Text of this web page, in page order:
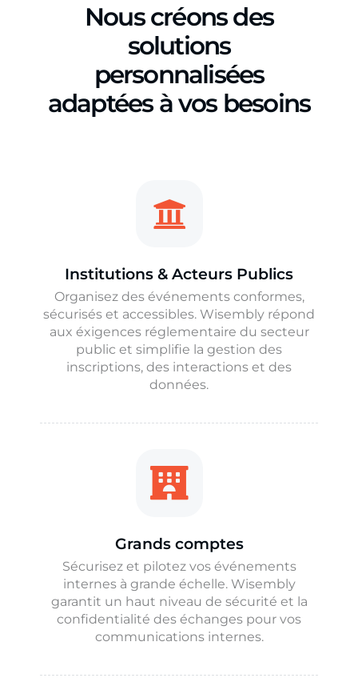
Nous créons des
solutions
personnalisées
adaptées à vos besoins
Institutions & Acteurs Publics
Organisez des événements conformes,
sécurisés et accessibles. Wisembly répond
aux éxigences réglementaire du secteur
public et simplifie la gestion des
inscriptions, des interactions et des
données.
Grands comptes
Sécurisez et pilotez vos événements
internes à grande échelle. Wisembly
garantit un haut niveau de sécurité et la
confidentialité des échanges pour vos
communications internes.